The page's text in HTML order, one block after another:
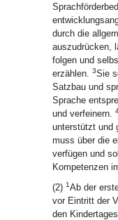
durch die
auszudrücken,
folgen und
erzählen. 3Sie
Satzbau und
Sprache
und verfeinern.
unterstützt und
muss über die
verfügen und
Kompetenzen
(2) 1Ab der
vor Eintritt der
den